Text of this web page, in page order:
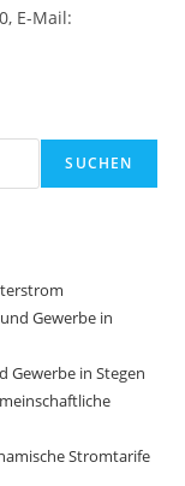
E-Mail:
SUCHEN
Gewerbe in
Gewerbe in Stegen
Stromtarife